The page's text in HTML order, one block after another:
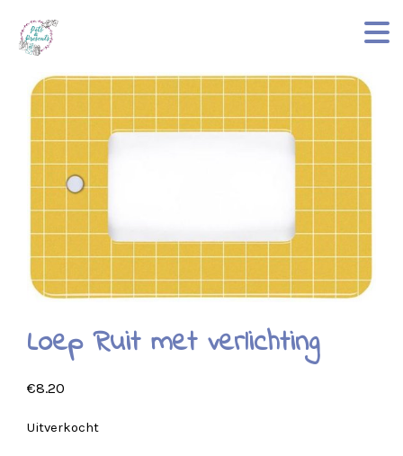
Loep Ruit met verlichting
€8.20
Uitverkocht